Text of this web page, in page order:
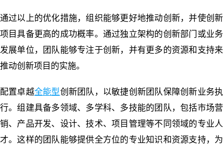
通过以上的优化措施，组织能够更好地推动创新，并使创新
项目具备更高的成功概率。通过独立架构的创新部门或业务
发展单位，团队能够专注于创新，并有更多的资源和支持来
推动创新项目的实施。
配置卓越全能型创新团队，以敏捷创新团队保障创新业务执
行。组建具备多领域、多学科、多技能的团队，包括市场营
销、产品开发、设计、技术、项目管理等不同领域的专业人
才。这样的团队能够提供全方位的专业知识和资源支持，为